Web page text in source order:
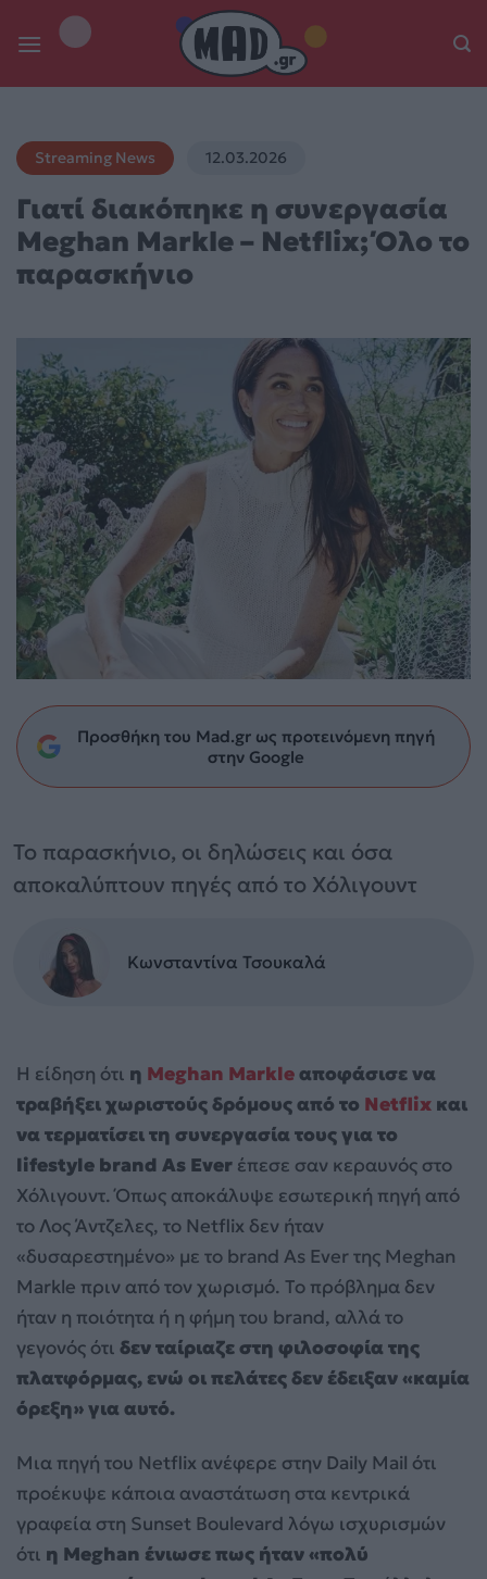
Streaming News 12.03.2026
Γιατί διακόπηκε η συνεργασία
Meghan Markle – Netflix; Όλο το
παρασκήνιο
Προσθήκη του Mad.gr ως προτεινόμενη πηγή
στην Google
Το παρασκήνιο, οι δηλώσεις και όσα
αποκαλύπτουν πηγές από το Χόλιγουντ
Κωνσταντίνα Τσουκαλά
Η είδηση ότι η Meghan Markleαποφάσισε να
τραβήξει χωριστούς δρόμους από το Netflix και
να τερματίσει τη συνεργασία τους για το
lifestyle brand As Ever έπεσε σαν κεραυνός στο
Χόλιγουντ. Όπως αποκάλυψε εσωτερική πηγή από
το Λος Άντζελες, το Netflix δεν ήταν
«δυσαρεστημένο» με το brand As Ever της Meghan
Markle πριν από τον χωρισμό. Το πρόβλημα δεν
ήταν η ποιότητα ή η φήμη του brand, αλλά το
γεγονός ότι δεν ταίριαζε στη φιλοσοφία της
πλατφόρμας, ενώ οι πελάτες δεν έδειξαν «καμία
όρεξη» για αυτό.
Μια πηγή του Netflix ανέφερε στην Daily Mail ότι
προέκυψε κάποια αναστάτωση στα κεντρικά
γραφεία στη Sunset Boulevard λόγω ισχυρισμών
ότι η Meghan ένιωσε πως ήταν «πολύ